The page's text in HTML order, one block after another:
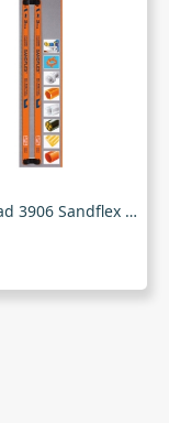
Baufilblad 3906 Sandflex 300mm 24T bimetall 2 stk, Bahco